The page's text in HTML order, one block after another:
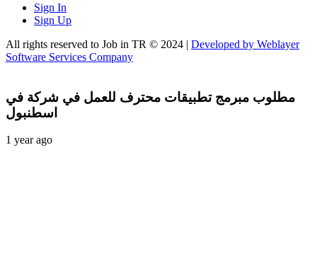
Sign In
Sign Up
All rights reserved to Job in TR © 2024 | Developed by Weblayer
Software Services Company
مطلوب مبرمج تطبيقات محترف للعمل في شركة في
اسطنبول
1 year ago